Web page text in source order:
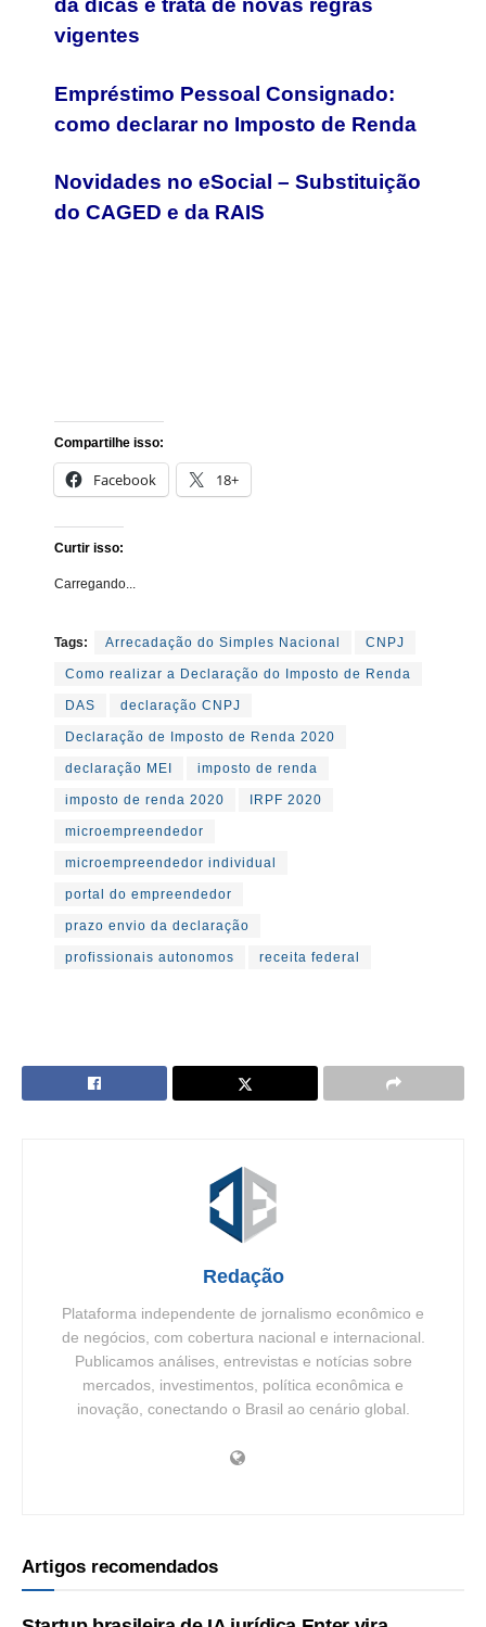
dá dicas e trata de novas regras
vigentes
Empréstimo Pessoal Consignado:
como declarar no Imposto de Renda
Novidades no eSocial – Substituição
do CAGED e da RAIS
Compartilhe isso:
Facebook 18+
Curtir isso:
Carregando...
Tags: Arrecadação do Simples Nacional CNPJ
Como realizar a Declaração do Imposto de Renda
DAS declaração CNPJ
Declaração de Imposto de Renda 2020
declaração MEI imposto de renda
imposto de renda 2020 IRPF 2020
microempreendedor
microempreendedor individual
portal do empreendedor
prazo envio da declaração
profissionais autonomos receita federal
Redação
Plataforma independente de jornalismo econômico e
de negócios, com cobertura nacional e internacional.
Publicamos análises, entrevistas e notícias sobre
mercados, investimentos, política econômica e
inovação, conectando o Brasil ao cenário global.
Artigos recomendados